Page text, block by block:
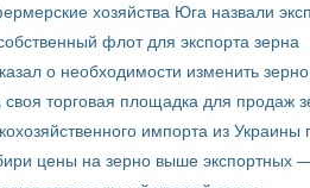
хозяйства Юга назвали
флот для экспорта зерна
о необходимости изменить
своя торговая площадка для продаж
импорта из
цены на зерно выше экспортных